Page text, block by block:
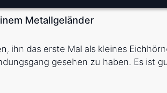
Metallgeländer
ihn das erste Mal als kleines
gesehen zu haben. Es ist